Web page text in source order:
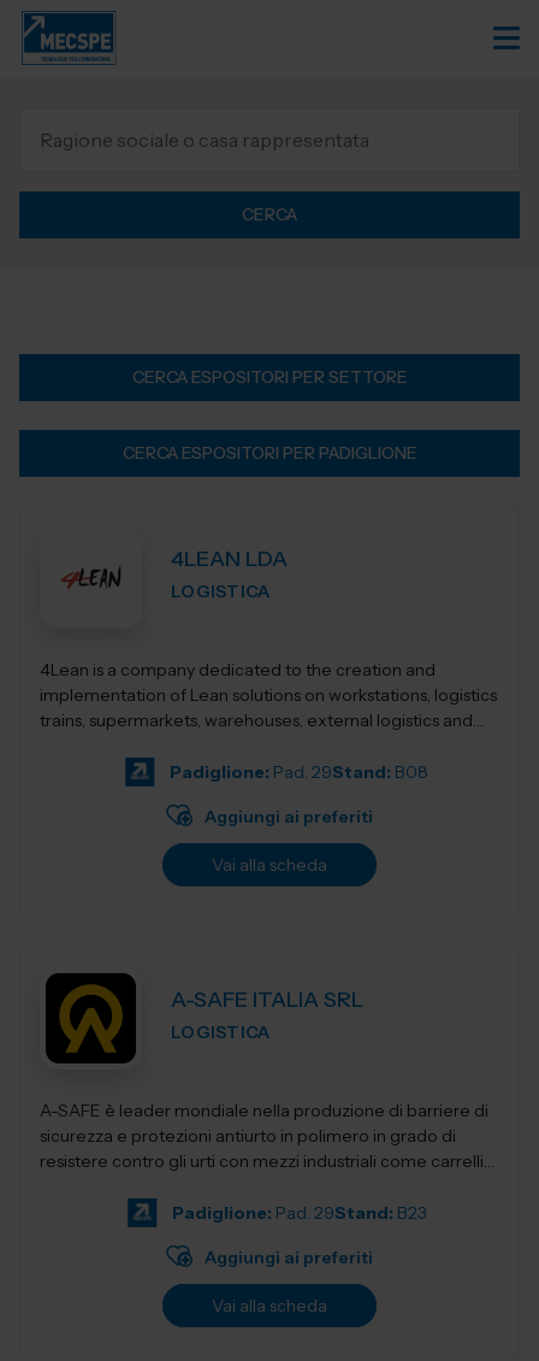
CERCA
CERCA ESPOSITORI PER SETTORE
CERCA ESPOSITORI PER PADIGLIONE
4LEAN LDA
LOGISTICA
4Lean is a company dedicated to the creation and
implementation of Lean solutions on workstations, logistics
trains, supermarkets, warehouses, external logistics and
Padiglione: Pad. 29Stand: B08
Aggiungi ai preferiti
Vai alla scheda
A-SAFE ITALIA SRL
LOGISTICA
A-SAFE è leader mondiale nella produzione di barriere di
sicurezza e protezioni antiurto in polimero in grado di
resistere contro gli urti con mezzi industriali come carrelli
Padiglione: Pad. 29Stand: B23
Aggiungi ai preferiti
Vai alla scheda